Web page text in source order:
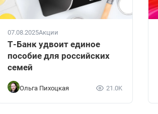
07.08.2025Акции
Т-Банк удвоит единое
пособие для российских
семей
Ольга Пихоцкая 21.0K